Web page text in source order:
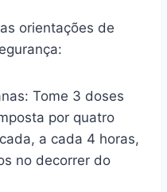
orientações de
Tome 3 doses
por quatro
a cada 4 horas,
no decorrer do